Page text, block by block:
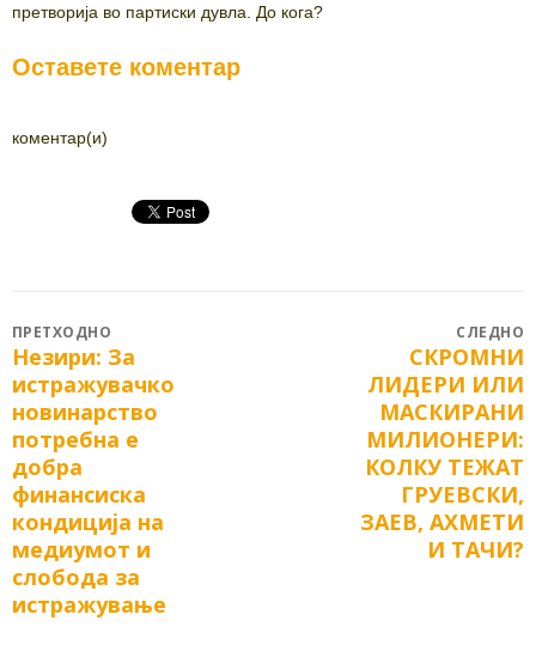
претворија во партиски дувла. До кога?
Оставете коментар
коментар(и)
Post
navigation
ПРЕТХОДНО
Previous
post:
Незири: За
истражувачко
новинарство
потребна е
добра
финансиска
кондиција на
медиумот и
слобода за
истражување
СЛЕДНО
post:
СКРОМНИ
ЛИДЕРИ ИЛИ
МАСКИРАНИ
МИЛИОНЕРИ:
КОЛКУ ТЕЖАТ
ГРУЕВСКИ,
ЗАЕВ, АХМЕТИ
И ТАЧИ?